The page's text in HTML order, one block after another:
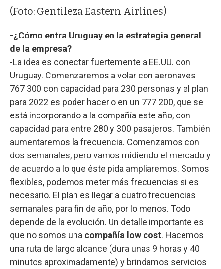
(Foto: Gentileza Eastern Airlines)
-¿Cómo entra Uruguay en la estrategia general
de la empresa?
-La idea es conectar fuertemente a EE.UU. con
Uruguay. Comenzaremos a volar con aeronaves
767 300 con capacidad para 230 personas y el plan
para 2022 es poder hacerlo en un 777 200, que se
está incorporando a la compañía este año, con
capacidad para entre 280 y 300 pasajeros. También
aumentaremos la frecuencia. Comenzamos con
dos semanales, pero vamos midiendo el mercado y
de acuerdo a lo que éste pida ampliaremos. Somos
flexibles, podemos meter más frecuencias si es
necesario. El plan es llegar a cuatro frecuencias
semanales para fin de año, por lo menos. Todo
depende de la evolución. Un detalle importante es
que no somos una compañía low cost. Hacemos
una ruta de largo alcance (dura unas 9 horas y 40
minutos aproximadamente) y brindamos servicios